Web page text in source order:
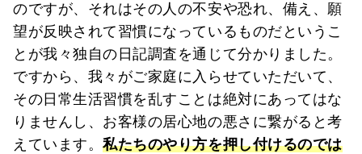
のですが、それはその人の不安や恐れ、備え、願
望が反映されて習慣になっているものだというこ
とが我々独自の日記調査を通じて分かりました。
ですから、我々がご家庭に入らせていただいて、
その日常生活習慣を乱すことは絶対にあってはな
りませんし、お客様の居心地の悪さに繋がると考
えています。私たちのやり方を押し付けるのでは